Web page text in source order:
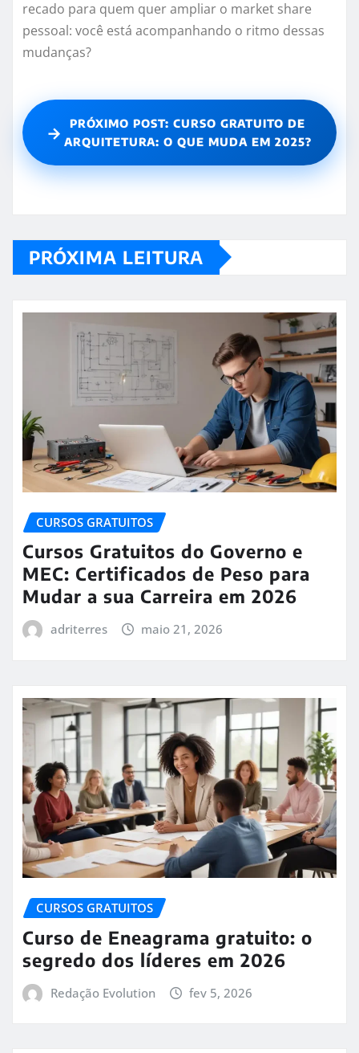
recado para quem quer ampliar o market share
pessoal: você está acompanhando o ritmo dessas
mudanças?
→
PRÓXIMO POST: CURSO GRATUITO DE
ARQUITETURA: O QUE MUDA EM 2025?
PRÓXIMA LEITURA
CURSOS GRATUITOS
Cursos Gratuitos do Governo e
MEC: Certificados de Peso para
Mudar a sua Carreira em 2026
adriterres maio 21, 2026
CURSOS GRATUITOS
Curso de Eneagrama gratuito: o
segredo dos líderes em 2026
Redação Evolution fev 5, 2026